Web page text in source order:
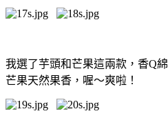
我選了芋頭和芒果這兩款，香Q
芒果天然果香，喔～爽啦！